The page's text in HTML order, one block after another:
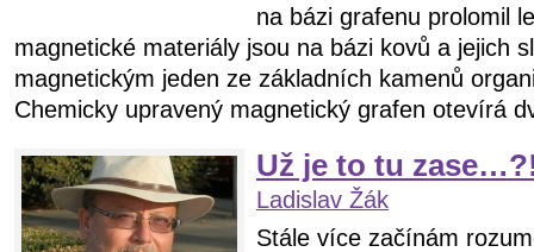
na bázi grafenu prolomil
magnetické materiály jsou na bázi kovů a jejich
magnetickým jeden ze základních kamenů
Chemicky upravený magnetický grafen otevírá
Už je to tu
Ladislav Žák
Stále více začínám